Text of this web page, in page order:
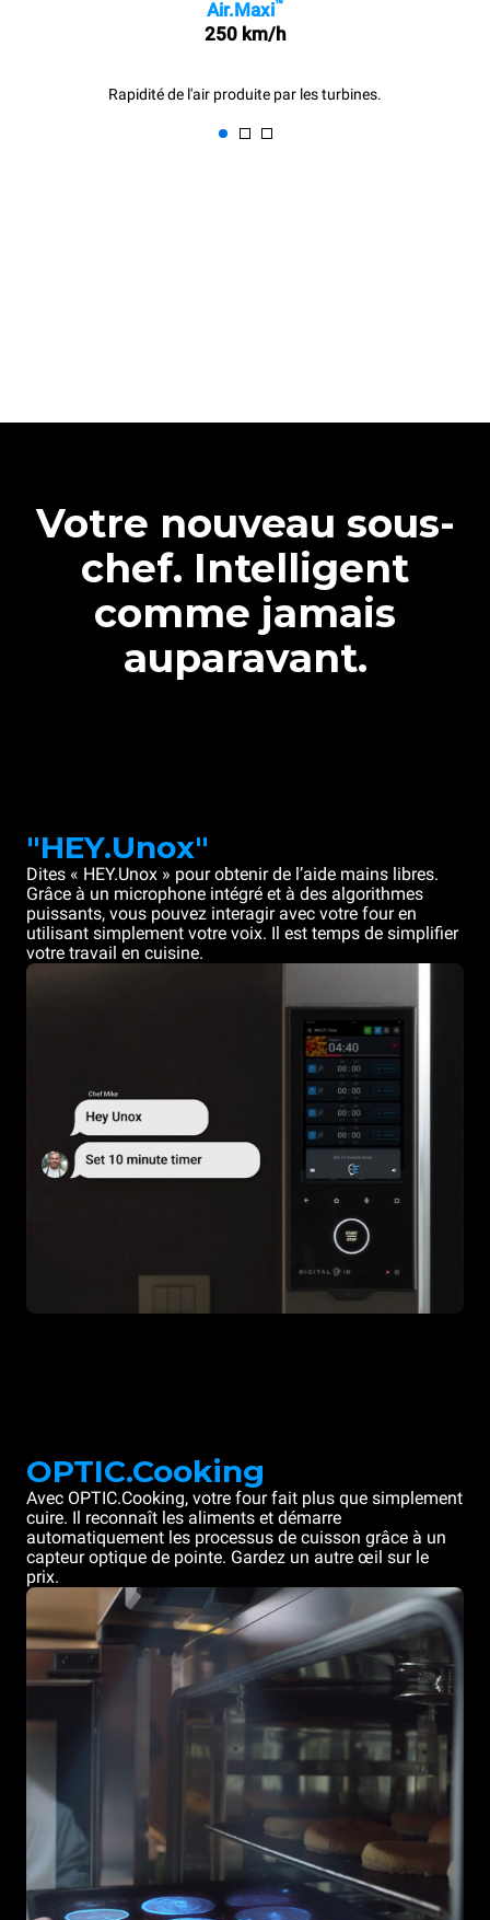
Air.Maxi™
250 km/h
Rapidité de l'air produite par les turbines.
Votre nouveau sous-
chef. Intelligent
comme jamais
auparavant.
"HEY.Unox"
Dites « HEY.Unox » pour obtenir de l’aide mains libres.
Grâce à un microphone intégré et à des algorithmes
puissants, vous pouvez interagir avec votre four en
utilisant simplement votre voix. Il est temps de simplifier
votre travail en cuisine.
OPTIC.Cooking
Avec OPTIC.Cooking, votre four fait plus que simplement
cuire. Il reconnaît les aliments et démarre
automatiquement les processus de cuisson grâce à un
capteur optique de pointe. Gardez un autre œil sur le
prix.